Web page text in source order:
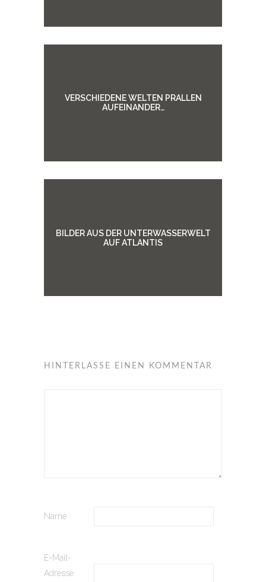
VERSCHIEDENE WELTEN PRALLEN
AUFEINANDER…
BILDER AUS DER UNTERWASSERWELT
AUF ATLANTIS
HINTERLASSE EINEN KOMMENTAR
Name
E-Mail-
Adresse